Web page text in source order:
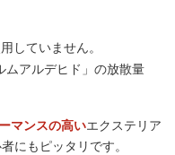
していません。
ムアルデヒド」の放散量
マンスの高いエクステリア
にもピッタリです。